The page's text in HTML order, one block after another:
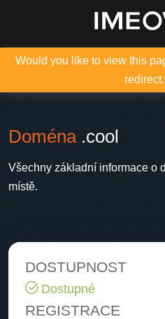
Would you like to view this
Doména.cool
Všechny základní informace o
místě.
DOSTUPNOST
Dostupné
REGISTRACE